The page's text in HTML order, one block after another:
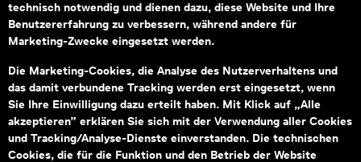
technisch notwendig und dienen dazu, diese Website und Ihre
Benutzererfahrung zu verbessern, während andere für
Marketing-Zwecke eingesetzt werden.
Die Marketing-Cookies, die Analyse des Nutzerverhaltens und
das damit verbundene Tracking werden erst eingesetzt, wenn
Sie Ihre Einwilligung dazu erteilt haben. Mit Klick auf „Alle
akzeptieren” erklären Sie sich mit der Verwendung aller Cookies
und Tracking/Analyse-Dienste einverstanden. Die technischen
Cookies, die für die Funktion und den Betrieb der Website
Kontakt
Montag bis Freitag von 09:00–18:00
Fragen zu Tickets an:service@wienmuseum.at
Fragen an unseren Museumsshop:
shop@wienmuseum.at
Wien Museum, Karlsplatz
1040 Wien